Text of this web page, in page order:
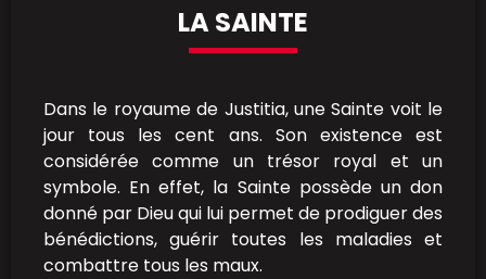
LA SAINTE
Dans le royaume de Justitia, une Sainte voit le
jour tous les cent ans. Son existence est
considérée comme un trésor royal et un
symbole. En effet, la Sainte possède un don
donné par Dieu qui lui permet de prodiguer des
bénédictions, guérir toutes les maladies et
combattre tous les maux.